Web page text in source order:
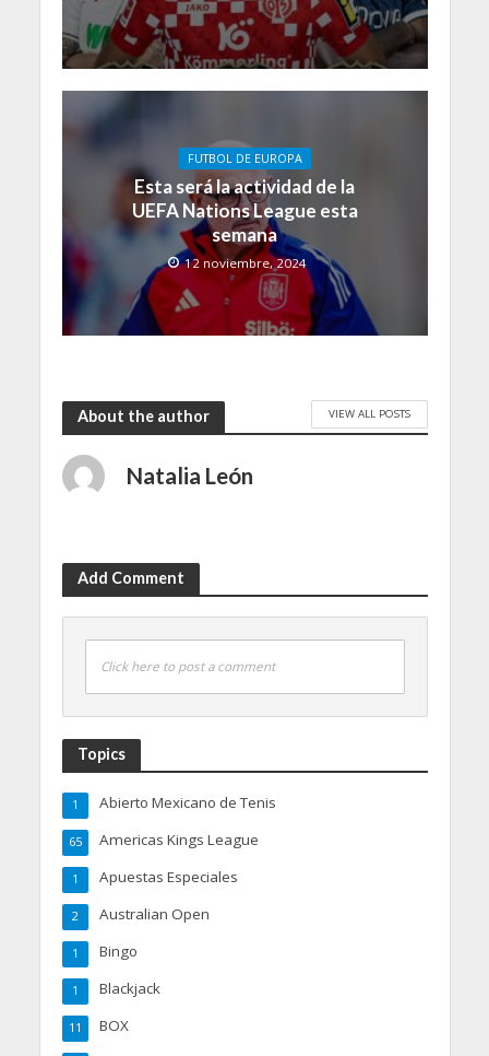
FUTBOL DE EUROPA
Esta será la actividad de la
UEFA Nations League esta
semana
12 noviembre, 2024
About the author VIEW ALL POSTS
Natalia León
Add Comment
Click here to post a comment
Topics
Abierto Mexicano de Tenis
1
Americas Kings League
65
Apuestas Especiales
1
Australian Open
2
Bingo
1
Blackjack
1
BOX
11